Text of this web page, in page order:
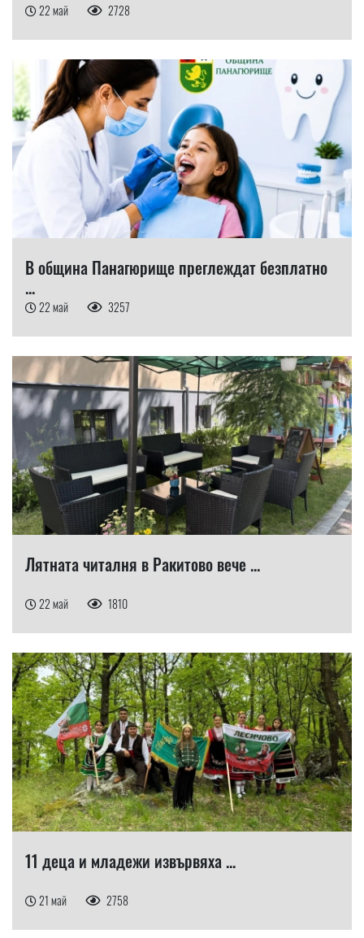
22 май 2728
В община Панагюрище преглеждат безплатно
...
22 май 3257
Лятната читалня в Ракитово вече ...
22 май 1810
11 деца и младежи извървяха ...
21 май 2758